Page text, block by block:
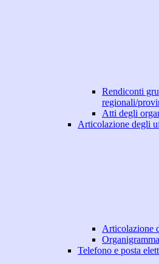
Rendiconti
regionali/
Atti degli
Articolazione degli
Articolazione
Organigramma
Telefono e posta